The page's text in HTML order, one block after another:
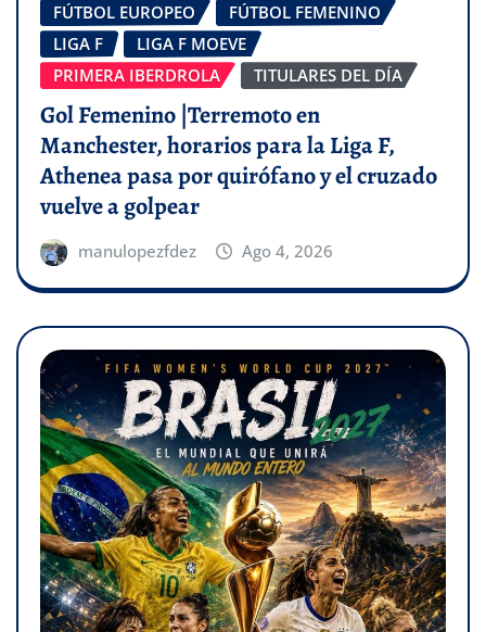
FÚTBOL EUROPEO
FÚTBOL FEMENINO
LIGA F
LIGA F MOEVE
PRIMERA IBERDROLA
TITULARES DEL DÍA
Gol Femenino |Terremoto en
Manchester, horarios para la Liga F,
Athenea pasa por quirófano y el cruzado
vuelve a golpear
manulopezfdez Ago 4, 2026